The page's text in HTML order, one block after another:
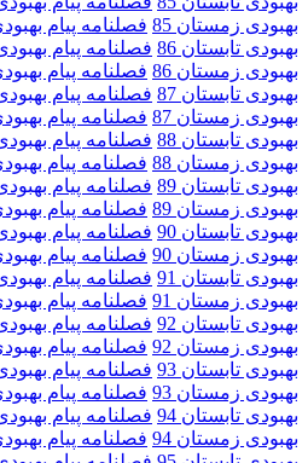
بهبودی زمستان 85
فصلنامه پیام بهبودی
بهبودی تابستان 86
فصلنامه پیام بهبودی
بهبودی زمستان 86
فصلنامه پیام بهبودی
بهبودی تابستان 87
فصلنامه پیام بهبودی
بهبودی زمستان 87
فصلنامه پیام بهبودی
بهبودی تابستان 88
فصلنامه پیام بهبودی
بهبودی زمستان 88
فصلنامه پیام بهبودی
بهبودی تابستان 89
فصلنامه پیام بهبودی
بهبودی زمستان 89
فصلنامه پیام بهبودی
بهبودی تابستان 90
فصلنامه پیام بهبودی
بهبودی زمستان 90
فصلنامه پیام بهبودی
بهبودی تابستان 91
فصلنامه پیام بهبودی
بهبودی زمستان 91
فصلنامه پیام بهبودی
بهبودی تابستان 92
فصلنامه پیام بهبودی
بهبودی زمستان 92
فصلنامه پیام بهبودی
بهبودی تابستان 93
فصلنامه پیام بهبودی
بهبودی زمستان 93
فصلنامه پیام بهبودی
بهبودی تابستان 94
فصلنامه پیام بهبودی
بهبودی زمستان 94
فصلنامه پیام بهبودی